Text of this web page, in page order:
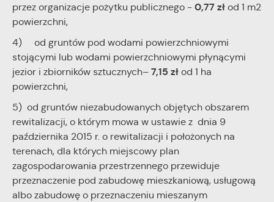
przez organizacje pożytku publicznego - 0,77 zł od 1 m2
powierzchni,
4) od gruntów pod wodami powierzchniowymi
stojącymi lub wodami powierzchniowymi płynącymi
jezior i zbiorników sztucznych– 7,15 zł od 1 ha
powierzchni,
5) od gruntów niezabudowanych objętych obszarem
rewitalizacji, o którym mowa w ustawie z dnia 9
października 2015 r. o rewitalizacji i położonych na
terenach, dla których miejscowy plan
zagospodarowania przestrzennego przewiduje
przeznaczenie pod zabudowę mieszkaniową, usługową
albo zabudowę o przeznaczeniu mieszanym